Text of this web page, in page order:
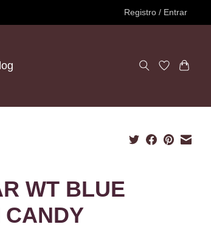
Registro / Entrar
WT BLUE
CANDY